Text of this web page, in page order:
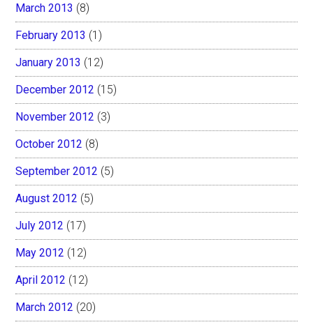
March 2013 (8)
February 2013 (1)
January 2013 (12)
December 2012 (15)
November 2012 (3)
October 2012 (8)
September 2012 (5)
August 2012 (5)
July 2012 (17)
May 2012 (12)
April 2012 (12)
March 2012 (20)